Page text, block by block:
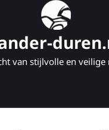
van stijlvolle en